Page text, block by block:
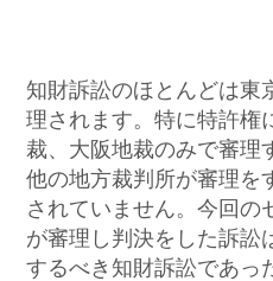
知財訴訟のほとんどは東
理されます。特に特許権
裁、大阪地裁のみで審理
他の地方裁判所が審理を
されていません。今回の
が審理し判決をした訴訟
するべき知財訴訟であっ